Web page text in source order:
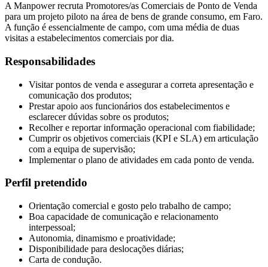
A Manpower recruta Promotores/as Comerciais de Ponto de Venda
para um projeto piloto na área de bens de grande consumo, em Faro.
A função é essencialmente de campo, com uma média de duas
visitas a estabelecimentos comerciais por dia.
Responsabilidades
Visitar pontos de venda e assegurar a correta apresentação e
comunicação dos produtos;
Prestar apoio aos funcionários dos estabelecimentos e
esclarecer dúvidas sobre os produtos;
Recolher e reportar informação operacional com fiabilidade;
Cumprir os objetivos comerciais (KPI e SLA) em articulação
com a equipa de supervisão;
Implementar o plano de atividades em cada ponto de venda.
Perfil pretendido
Orientação comercial e gosto pelo trabalho de campo;
Boa capacidade de comunicação e relacionamento
interpessoal;
Autonomia, dinamismo e proatividade;
Disponibilidade para deslocações diárias;
Carta de condução.